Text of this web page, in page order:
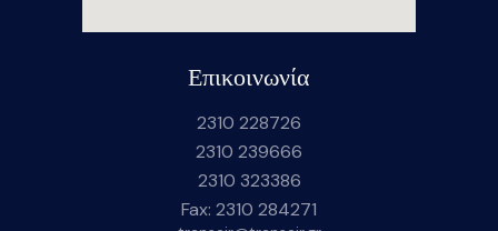
Επικοινωνία
2310 228726
2310 239666
2310 323386
Fax: 2310 284271